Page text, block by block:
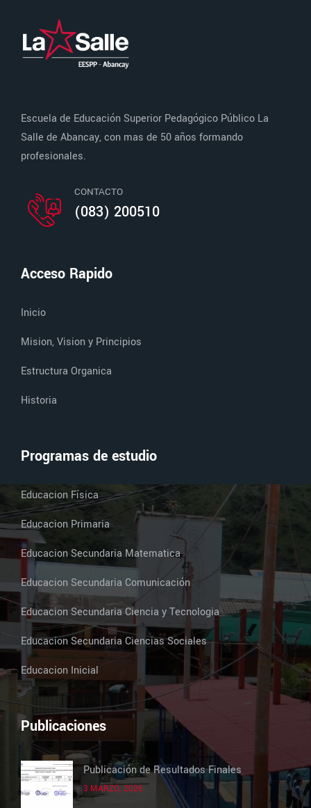
Escuela de Educación Superior Pedagógico Público La
Salle de Abancay, con mas de 50 años formando
profesionales.
CONTACTO
(083) 200510
Acceso Rapido
Inicio
Mision, Vision y Principios
Estructura Organica
Historia
Programas de estudio
Educacion Física
Educacion Primaria
Educacion Secundaria Matematica
Educacion Secundaria Comunicación
Educacion Secundaria Ciencia y Tecnologia
Educacion Secundaria Ciencias Sociales
Educacion Inicial
Publicaciones
Publicación de Resultados Finales
3 MARZO, 2026